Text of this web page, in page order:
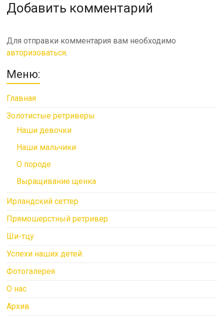
Добавить комментарий
Для отправки комментария вам необходимо
авторизоваться.
Меню:
Главная
Золотистые ретриверы
Наши девочки
Наши мальчики
О породе
Выращивание щенка
Ирландский сеттер
Прямошерстный ретривер
Ши-тцу
Успехи наших детей
Фотогалерея
О нас
Архив